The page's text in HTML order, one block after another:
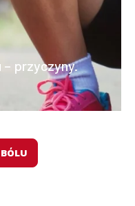
– przyczyny.